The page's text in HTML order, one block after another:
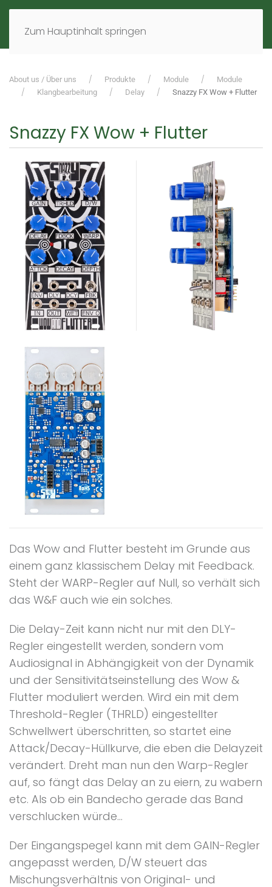
Zum Hauptinhalt springen
EN
About us / Über uns Produkte Module
Module
Klangbearbeitung
Delay Snazzy FX Wow + Flutter
Snazzy FX Wow + Flutter
Das Wow and Flutter besteht im Grunde aus
einem ganz klassischem Delay mit Feedback.
Steht der WARP-Regler auf Null, so verhält sich
das W&F auch wie ein solches.
Die Delay-Zeit kann nicht nur mit den DLY-
Regler eingestellt werden, sondern vom
Audiosignal in Abhängigkeit von der Dynamik
und der Sensitivitätseinstellung des Wow &
Flutter moduliert werden. Wird ein mit dem
Threshold-Regler (THRLD) eingestellter
Schwellwert überschritten, so startet eine
Attack/Decay-Hüllkurve, die eben die Delayzeit
verändert. Dreht man nun den Warp-Regler
auf, so fängt das Delay an zu eiern, zu wabern
etc. Als ob ein Bandecho gerade das Band
verschlucken würde...
Der Eingangspegel kann mit dem GAIN-Regler
angepasst werden, D/W steuert das
Mischungsverhältnis von Original- und